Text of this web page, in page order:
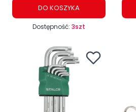
DO KOSZYKA
Dostępność: 3szt